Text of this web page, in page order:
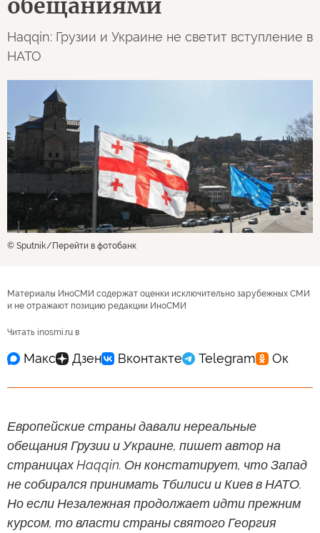
обещаниями
Haqqin: Грузии и Украине не светит вступление в
НАТО
© Sputnik Перейти в фотобанк
Материалы ИноСМИ содержат оценки исключительно зарубежных СМИ
и не отражают позицию редакции ИноСМИ
Читать inosmi.ru в
Европейские страны давали нереальные
обещания Грузии и Украине, пишет автор на
страницах Haqqin. Он констатирует, что Запад
не собирался принимать Тбилиси и Киев в НАТО.
Но если Незалежная продолжает идти прежним
курсом, то власти страны святого Георгия